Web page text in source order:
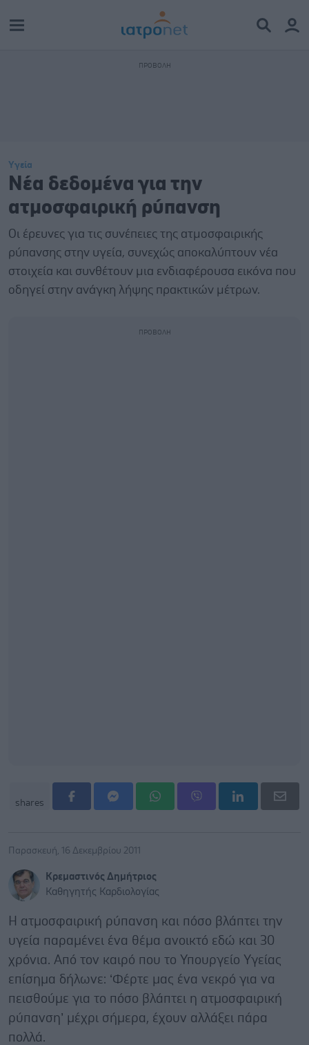
Υγεία
Nέα δεδομένα για την
ατμοσφαιρική ρύπανση
Οι έρευνες για τις συνέπειες της ατμοσφαιρικής
ρύπανσης στην υγεία, συνεχώς αποκαλύπτουν νέα
στοιχεία και συνθέτουν μια ενδιαφέρουσα εικόνα που
οδηγεί στην ανάγκη λήψης πρακτικών μέτρων.
shares
Παρασκευή, 16 Δεκεμβρίου 2011
Κρεμαστινός Δημήτριος
Καθηγητής Καρδιολογίας
Η ατμοσφαιρική ρύπανση και πόσο βλάπτει την
υγεία παραμένει ένα θέμα ανοικτό εδώ και 30
χρόνια. Από τον καιρό που το Υπουργείo Υγείας
επίσημα δήλωνε: ‘Φέρτε μας ένα νεκρό για να
πεισθούμε για το πόσο βλάπτει η ατμοσφαιρική
ρύπανση’ μέχρι σήμερα, έχουν αλλάξει πάρα
πολλά.